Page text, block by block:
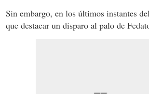
Sin embargo, en los últimos instantes
que destacar un disparo al palo de